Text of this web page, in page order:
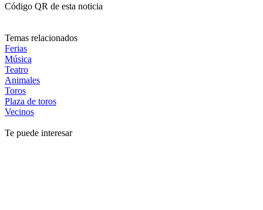
Código QR de esta noticia
Temas relacionados
Ferias
Música
Teatro
Animales
Toros
Plaza de toros
Vecinos
Te puede interesar